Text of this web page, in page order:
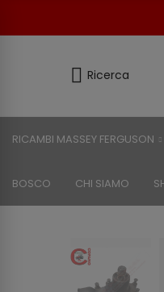
Ricerca
RICAMBI MASSEY FERGUSON
BOSCO CHI SIAMO